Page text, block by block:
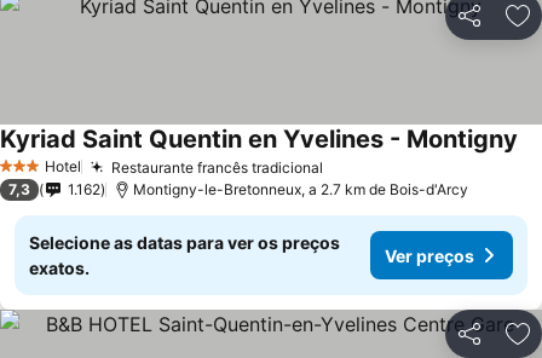
Partilhar
3 EstrelasHotel Restaurante francês tradicional
Kyriad Saint Quentin en Yvelines - Montigny
7,3 1.162 Montigny-le-Bretonneux, a 2.7 km de Bois-d'Arcy
Selecione as datas para ver os preços
exatos.
Ver preços
Partilhar